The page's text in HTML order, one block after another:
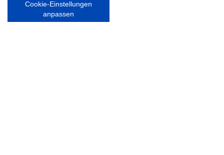
Halenreie 32-34
22359 Hamburg
Cookie-Einstellungen
anpassen